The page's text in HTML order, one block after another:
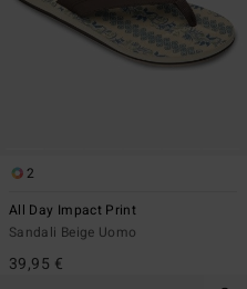
2
All Day Impact Print
Sandali Beige Uomo
39,95 €